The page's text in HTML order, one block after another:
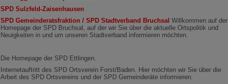
SPD Sulzfeld-Zaisenhausen
SPD Gemeinderatsfraktion / SPD Stadtverband Bruchsal Willkommen auf der
Homepage der SPD Bruchsal, auf der wir Sie über die aktuelle Ortspolitik und
Neuigkeiten in und um unseren Stadtverband informieren möchten.
Die Homepage der SPD Ettlingen.
Internetauftritt des SPD Ortsverein Forst/Baden. Hier möchten wir Sie über die
Arbeit des SPD Ortsvereins und der SPD Gemeinderäte informieren.